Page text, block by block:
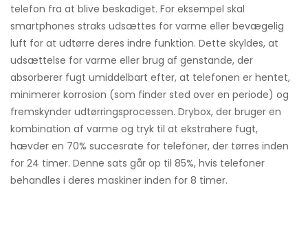
telefon fra at blive beskadiget. For eksempel skal
smartphones straks udsættes for varme eller bevægelig
luft for at udtørre deres indre funktion. Dette skyldes, at
udsættelse for varme eller brug af genstande, der
absorberer fugt umiddelbart efter, at telefonen er hentet,
minimerer korrosion (som finder sted over en periode) og
fremskynder udtørringsprocessen. Drybox, der bruger en
kombination af varme og tryk til at ekstrahere fugt,
hævder en 70% succesrate for telefoner, der tørres inden
for 24 timer. Denne sats går op til 85%, hvis telefoner
behandles i deres maskiner inden for 8 timer.